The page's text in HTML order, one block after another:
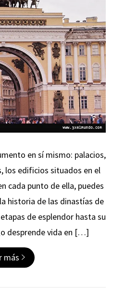
en sí mismo: palacios,
los edificios situados en el
cada punto de ella, puedes
historia de las dinastías de
de esplendor hasta su
desprende vida en […]
más